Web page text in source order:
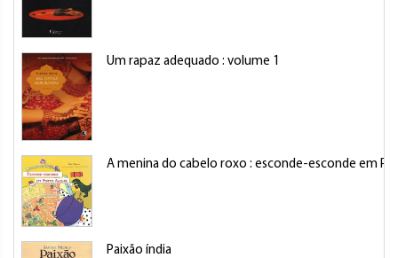
Um rapaz adequado : volume 1
A menina do cabelo roxo : esconde-esconde em
Paixão índia